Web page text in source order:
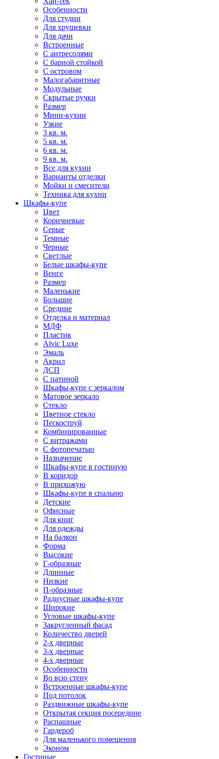
Особенности
Для студии
Для хрущевки
Для дачи
Встроенные
С антресолями
С барной стойкой
С островом
Малогабаритные
Модульные
Скрытые ручки
Размер
Мини-кухни
Узкие
3 кв. м.
5 кв. м.
6 кв. м.
9 кв. м.
Все для кухни
Варианты отделки
Мойки и смесители
Техника для кухни
Шкафы-купе
Цвет
Коричневые
Серые
Темные
Черные
Светлые
Белые шкафы-купе
Венге
Размер
Маленькие
Большие
Средние
Отделка и материал
МДФ
Пластик
Alvic Luxe
Эмаль
Акрил
ДСП
С патиной
Шкафы-купе с зеркалом
Матовое зеркало
Стекло
Цветное стекло
Пескоструй
Комбинированные
С витражами
С фотопечатью
Назначение
Шкафы-купе в гостиную
В коридор
В прихожую
Шкафы-купе в спальню
Детские
Офисные
Для книг
Для одежды
На балкон
Форма
Высокие
Г-образные
Длинные
Низкие
П-образные
Радиусные шкафы-купе
Широкие
Угловые шкафы-купе
Закругленный фасад
Количество дверей
2-х дверные
3-х дверные
4-х дверные
Особенности
Во всю стену
Встроенные шкафы-купе
Под потолок
Раздвижные шкафы-купе
Открытая секция посередине
Распашные
Гардероб
Для маленького помещения
Эконом
Гостиные